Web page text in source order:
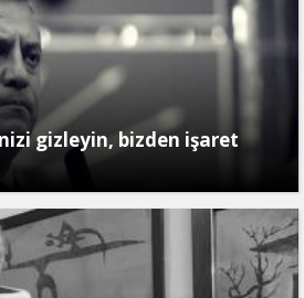
gizleyin, bizden işaret